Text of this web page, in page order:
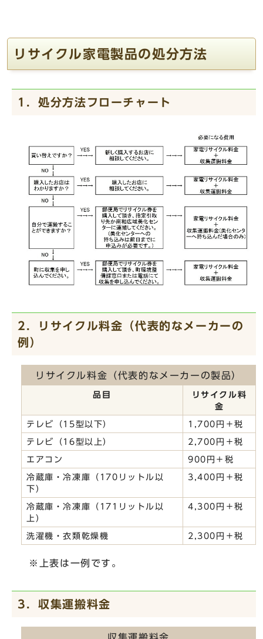
リサイクル家電製品の処分方法
1．処分方法フローチャート
2．リサイクル料金（代表的なメーカーの
例）
リサイクル料金（代表的なメーカーの製品）
品目
リサイクル料
金
テレビ（15型以下） 1,700円＋税
テレビ（16型以上） 2,700円＋税
エアコン 900円＋税
冷蔵庫・冷凍庫（170リットル以
下）
3,400円＋税
冷蔵庫・冷凍庫（171リットル以
上）
4,300円＋税
洗濯機・衣類乾燥機 2,300円＋税
※上表は一例です。
3．収集運搬料金